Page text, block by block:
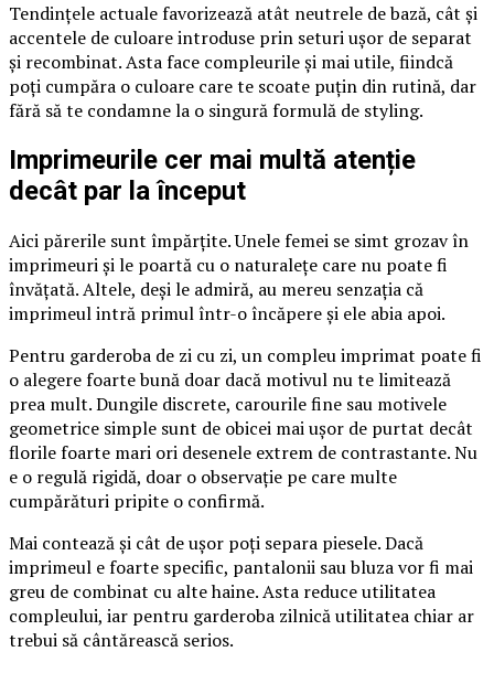
Tendințele actuale favorizează atât neutrele de bază, cât și
accentele de culoare introduse prin seturi ușor de separat
și recombinat. Asta face compleurile și mai utile, fiindcă
poți cumpăra o culoare care te scoate puțin din rutină, dar
fără să te condamne la o singură formulă de styling.
Imprimeurile cer mai multă atenție
decât par la început
Aici părerile sunt împărțite. Unele femei se simt grozav în
imprimeuri și le poartă cu o naturalețe care nu poate fi
învățată. Altele, deși le admiră, au mereu senzația că
imprimeul intră primul într-o încăpere și ele abia apoi.
Pentru garderoba de zi cu zi, un compleu imprimat poate fi
o alegere foarte bună doar dacă motivul nu te limitează
prea mult. Dungile discrete, carourile fine sau motivele
geometrice simple sunt de obicei mai ușor de purtat decât
florile foarte mari ori desenele extrem de contrastante. Nu
e o regulă rigidă, doar o observație pe care multe
cumpărături pripite o confirmă.
Mai contează și cât de ușor poți separa piesele. Dacă
imprimeul e foarte specific, pantalonii sau bluza vor fi mai
greu de combinat cu alte haine. Asta reduce utilitatea
compleului, iar pentru garderoba zilnică utilitatea chiar ar
trebui să cântărească serios.